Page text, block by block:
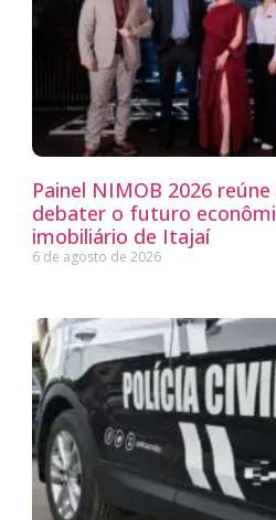
Painel NIMOB 2026
debater o futuro
imobiliário de Itajaí
6 de agosto de 2026